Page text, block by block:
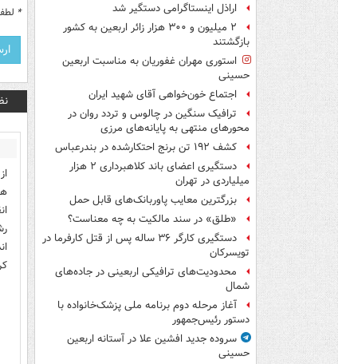
اراذل اینستاگرامی دستگیر شد
۲ میلیون و ۳۰۰ هزار زائر اربعین به کشور
بازگشتند
استوری مهران غفوریان به مناسبت اربعین
حسینی
اجتماع خون‌خواهی آقای شهید ایران
ترافیک سنگین در چالوس و تردد روان در
محورهای منتهی به پایانه‌های مرزی
کشف ۱۹۲ تن برنج احتکارشده در بندرعباس
دستگیری اعضای باند کلاهبرداری ۲ هزار
میلیاردی در تهران
بزرگترین معایب پاوربانک‌های قابل حمل
«طلق» در سند مالکیت به چه معناست؟
دستگیری کارگر ۳۶ ساله پس از قتل کارفرما در
تویسرکان
محدودیت‌های ترافیکی اربعینی در جاده‌های
شمال‌
آغاز مرحله دوم برنامه ملی پزشک‌خانواده با
دستور رئیس‌جمهور
سروده جدید افشین علا در آستانه اربعین
حسینی
*